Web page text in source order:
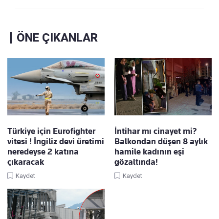
ÖNE ÇIKANLAR
Türkiye için Eurofighter
vitesi ! İngiliz devi üretimi
neredeyse 2 katına
çıkaracak
Kaydet
İntihar mı cinayet mi?
Balkondan düşen 8 aylık
hamile kadının eşi
gözaltında!
Kaydet